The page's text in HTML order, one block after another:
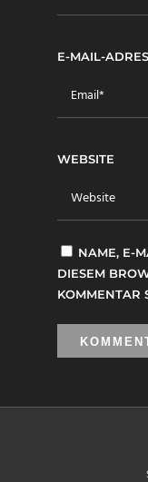
E-MAIL-
WEBSITE
NAME, E-
DIESEM
KOMMENTAR